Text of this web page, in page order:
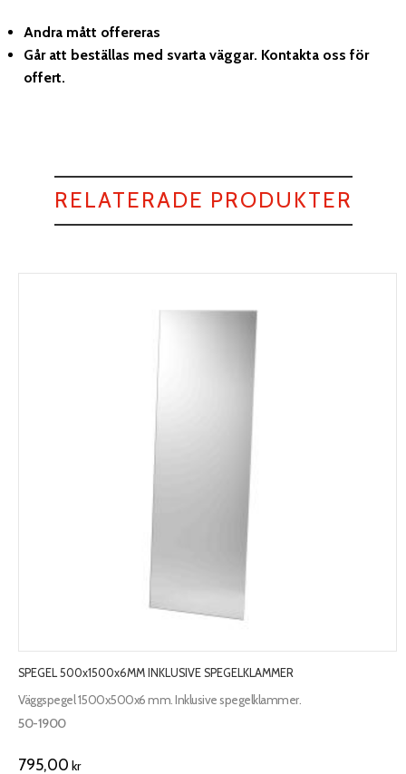
Andra mått offereras
Går att beställas med svarta väggar. Kontakta oss för
offert.
RELATERADE PRODUKTER
SPEGEL 500x1500x6MM INKLUSIVE SPEGELKLAMMER
Väggspegel 1500x500x6 mm. Inklusive spegelklammer.
50-1900
795,00 kr